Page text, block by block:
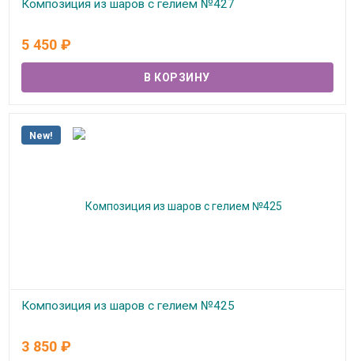
Композиция из шаров с гелием №427
5 450 ₽
New!
Композиция из шаров с гелием №425
3 850 ₽